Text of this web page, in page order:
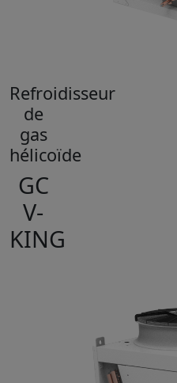
Refroidisseur
de
gas
hélicoïde
GC
V-
KING